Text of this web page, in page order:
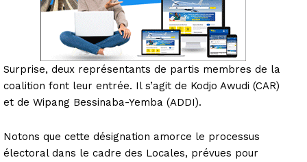
Surprise, deux représentants de partis membres de la
coalition font leur entrée. Il s’agit de Kodjo Awudi (CAR)
et de Wipang Bessinaba-Yemba (ADDI).
Notons que cette désignation amorce le processus
électoral dans le cadre des Locales, prévues pour